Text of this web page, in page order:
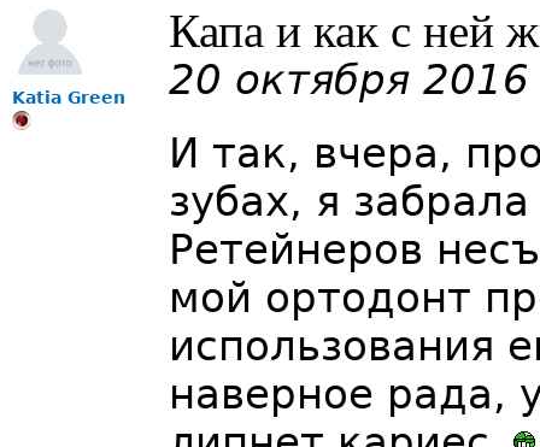
Katia Green
Капа и как с ней
20 октября 2016
И так, вчера,
зубах, я
Ретейнеров
мой ортодонт
использования
наверное рада,